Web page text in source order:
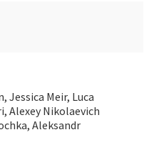
Jessica Meir, Luca
Alexey Nikolaevich
Aleksandr